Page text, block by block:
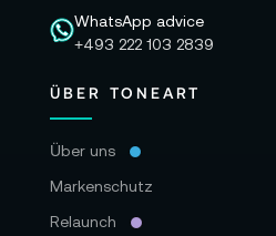
WhatsApp advice
+493 222 103 2839
ÜBER TONEART
Über uns
Markenschutz
Relaunch